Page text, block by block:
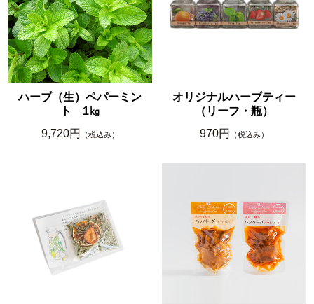
ハーブ（生）ペパーミン
ト 1㎏
9,720円
（税込み）
オリジナルハーブティー
（リーフ・瓶）
970円
（税込み）